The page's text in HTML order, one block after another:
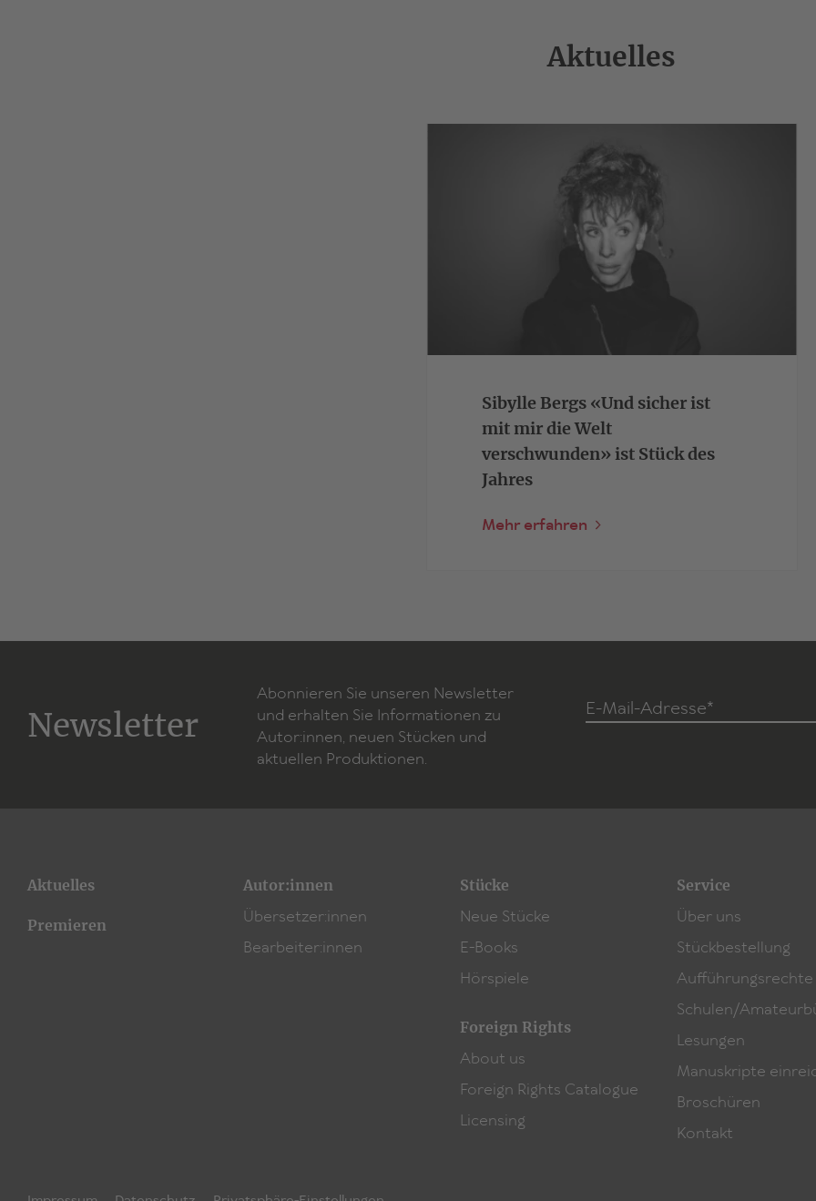
Aktuelles
Sibylle Bergs «Und sicher ist
mit mir die Welt
verschwunden» ist Stück des
Jahres
Mehr erfahren
Newsletter
Abonnieren Sie unseren Newsletter
und erhalten Sie Informationen zu
Autor:innen, neuen Stücken und
aktuellen Produktionen.
E-Mail-Adresse*
Aktuelles
Premieren
Autor:innen
Übersetzer:innen
Bearbeiter:innen
Stücke
Neue Stücke
E-Books
Hörspiele
Foreign Rights
About us
Foreign Rights Catalogue
Licensing
Service
Über uns
Stückbestellung
Aufführungsrechte
Schulen/
Lesungen
Manuskripte
Broschüren
Kontakt